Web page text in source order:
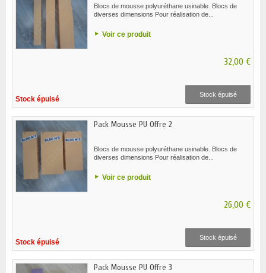
Blocs de mousse polyuréthane usinable. Blocs de
diverses dimensions Pour réalisation de...
Voir ce produit
32,00 €
Stock épuisé
Stock épuisé
Pack Mousse PU Offre 2
Blocs de mousse polyuréthane usinable. Blocs de
diverses dimensions Pour réalisation de...
Voir ce produit
26,00 €
Stock épuisé
Stock épuisé
Pack Mousse PU Offre 3